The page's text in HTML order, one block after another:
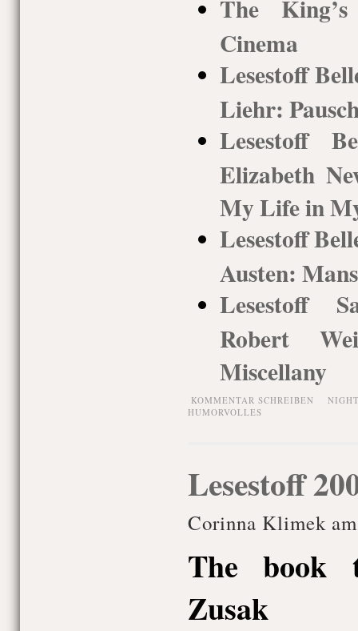
The King’s
Cinema
Lesestoff
Liehr:
Lesestoff
Elizabeth
My Life in
Lesestoff
Austen:
Lesestoff
Robert
Miscellany
KOMMENTAR SCHREIBEN
HUMORVOLLES
Lesestoff
Corinna Klimek
The book
Zusak